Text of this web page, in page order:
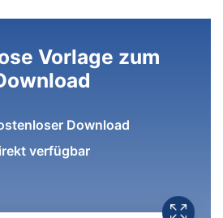
Vorlage zum
Download
verfügbar